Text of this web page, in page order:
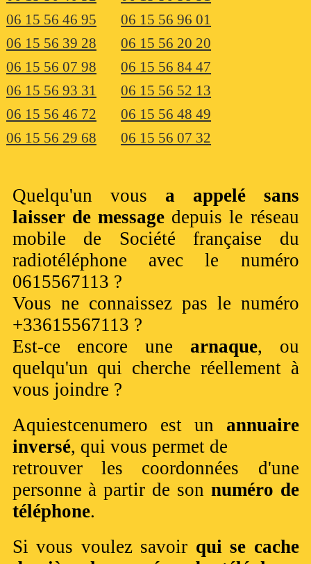
06 15 56 46 95
06 15 56 96 01
06 15 56 39 28
06 15 56 20 20
06 15 56 07 98
06 15 56 84 47
06 15 56 93 31
06 15 56 52 13
06 15 56 46 72
06 15 56 48 49
06 15 56 29 68
06 15 56 07 32
Quelqu'un vous a appelé sans
laisser de messagedepuis le réseau
mobile de Société française du
radiotéléphone avec le numéro
0615567113 ?
Vous ne connaissez pas le numéro
+33615567113 ?
Est-ce encore une arnaque, ou
quelqu'un qui cherche réellement à
vous joindre ?
Aquiestcenumero est un annuaire
inversé, qui vous permet de
retrouver les coordonnées d'une
personne à partir de son numéro de
téléphone.
Si vous voulez savoir qui se cache